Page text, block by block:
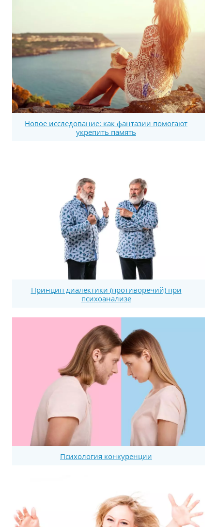
Новое исследование: как фантазии помогают
укрепить память
Принцип диалектики (противоречий) при
психоанализе
Психология конкуренции